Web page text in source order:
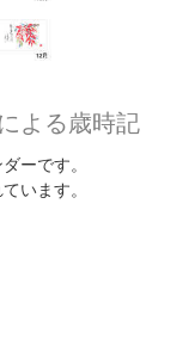
よる歳時記
ーです。
います。